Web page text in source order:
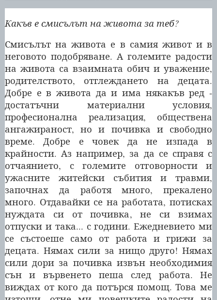
Какъв е смисълът на живота за теб?
Смисълът на живота е в самия живот и в
неговото подобряване. А големите радости
на живота са взаимната обич и уважение,
родителството, отглеждането на децата.
Добре е в живота да и има някакъв ред -
достатъчни материални условия,
професионална реализация, обществена
ангажираност, но и почивка и свободно
време. Добре е човек да не изпада в
крайности. Аз например, за да се справя с
отчаянието, с големите отговорности и
ужасните житейски събития и травми,
започнах да работя много, прекалено
много. Отдавайки се на работата, потисках
нуждата си от почивка, не си взимах
отпуски и така... с години. Ежедневието ми
се състоеше само от работа и грижи за
децата. Нямах сили за нищо друго! Нямах
сили дори за почивка извън необходимия
сън и вървенето пеша след работа. Не
виждах от кого да потърся помощ. Това ме